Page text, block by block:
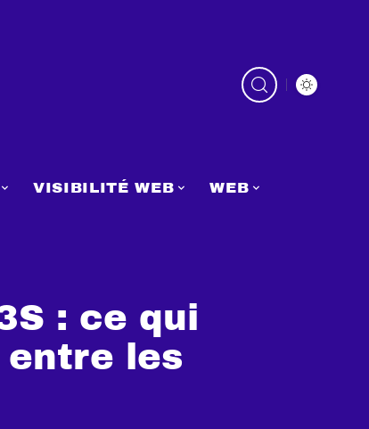
VISIBILITÉ WEB WEB
: ce qui
les